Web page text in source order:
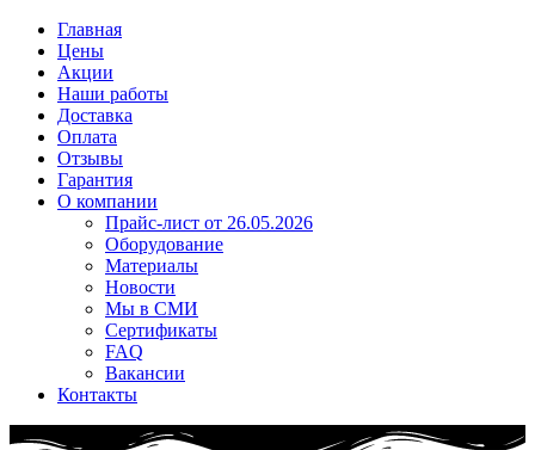
Главная
Цены
Акции
Наши работы
Доставка
Оплата
Отзывы
Гарантия
О компании
Прайс-лист от 26.05.2026
Оборудование
Материалы
Новости
Мы в СМИ
Сертификаты
FAQ
Вакансии
Контакты